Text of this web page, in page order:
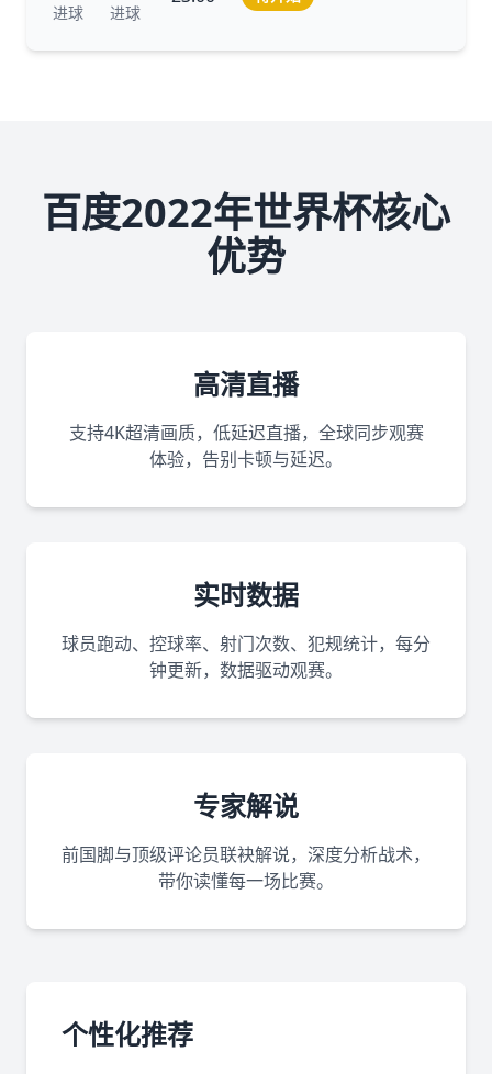
进球 进球
百度2022年世界杯核心
优势
高清直播
支持4K超清画质，低延迟直播，全球同步观赛
体验，告别卡顿与延迟。
实时数据
球员跑动、控球率、射门次数、犯规统计，每分
钟更新，数据驱动观赛。
专家解说
前国脚与顶级评论员联袂解说，深度分析战术，
带你读懂每一场比赛。
个性化推荐